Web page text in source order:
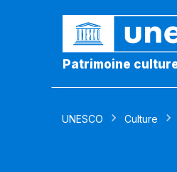
Patrimoine
UNESCO Culture